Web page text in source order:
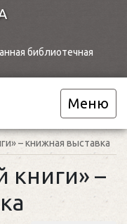
библиотечная
Меню
– книжная выставка
книги» –